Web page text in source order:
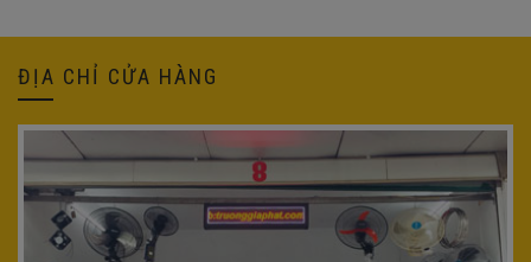
ĐỊA CHỈ CỬA HÀNG